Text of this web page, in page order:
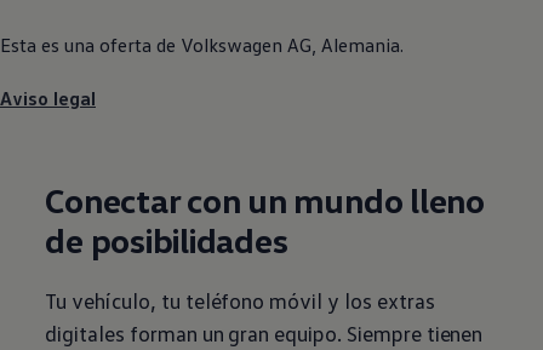
Esta es una oferta de Volkswagen AG, Alemania.
Aviso legal
Conectar con un mundo lleno
de posibilidades
Tu vehículo, tu teléfono móvil y los extras
digitales forman un gran equipo. Siempre tienen